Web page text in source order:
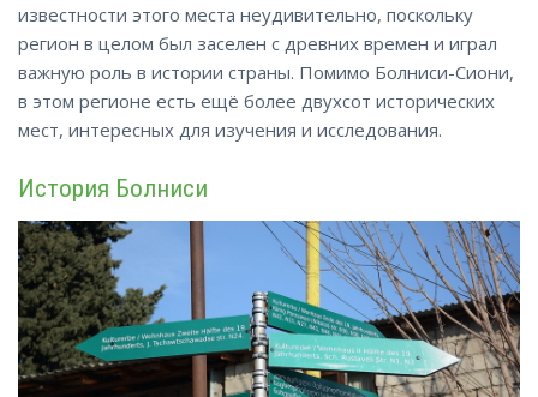
известности этого места неудивительно, поскольку
регион в целом был заселен с древних времен и играл
важную роль в истории страны. Помимо Болниси-Сиони,
в этом регионе есть ещё более двухсот исторических
мест, интересных для изучения и исследования.
История Болниси